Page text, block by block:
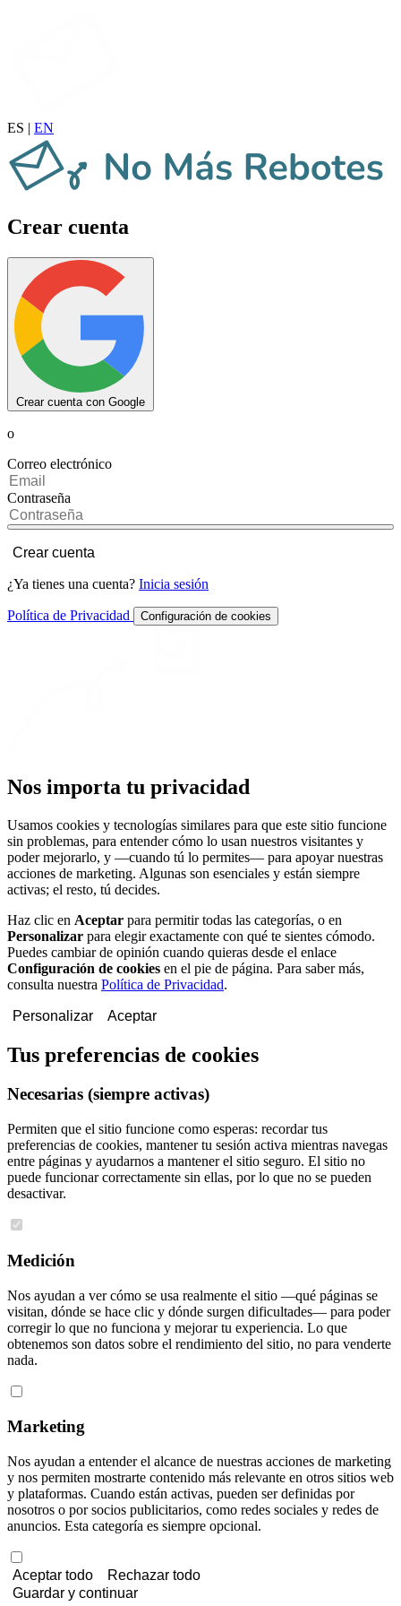
ES | EN
Crear cuenta
Crear cuenta con Google
o
Correo electrónico
Contraseña
Crear cuenta
¿Ya tienes una cuenta? Inicia sesión
Política de Privacidad Configuración de cookies
Nos importa tu privacidad
Usamos cookies y tecnologías similares para que este sitio funcione
sin problemas, para entender cómo lo usan nuestros visitantes y
poder mejorarlo, y —cuando tú lo permites— para apoyar nuestras
acciones de marketing. Algunas son esenciales y están siempre
activas; el resto, tú decides.
Haz clic en Aceptar para permitir todas las categorías, o en
Personalizar para elegir exactamente con qué te sientes cómodo.
Puedes cambiar de opinión cuando quieras desde el enlace
Configuración de cookies en el pie de página. Para saber más,
consulta nuestra Política de Privacidad.
Personalizar Aceptar
Tus preferencias de cookies
Necesarias (siempre activas)
Permiten que el sitio funcione como esperas: recordar tus
preferencias de cookies, mantener tu sesión activa mientras navegas
entre páginas y ayudarnos a mantener el sitio seguro. El sitio no
puede funcionar correctamente sin ellas, por lo que no se pueden
desactivar.
Medición
Nos ayudan a ver cómo se usa realmente el sitio —qué páginas se
visitan, dónde se hace clic y dónde surgen dificultades— para poder
corregir lo que no funciona y mejorar tu experiencia. Lo que
obtenemos son datos sobre el rendimiento del sitio, no para venderte
nada.
Marketing
Nos ayudan a entender el alcance de nuestras acciones de marketing
y nos permiten mostrarte contenido más relevante en otros sitios web
y plataformas. Cuando están activas, pueden ser definidas por
nosotros o por socios publicitarios, como redes sociales y redes de
anuncios. Esta categoría es siempre opcional.
Aceptar todo
Rechazar todo
Guardar y continuar